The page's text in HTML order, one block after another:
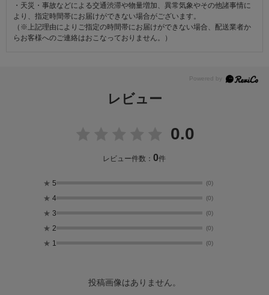
・天災・事故などによる交通渋滞や物量増加、異常気象やその他諸事情に
より、指定時間帯にお届けができない場合がございます。
（※上記理由によりご指定の時間帯にお届けができない場合、配送業者か
らお客様へのご連絡はおこなっておりません。）
レビュー
0.0
レビュー件数：0件
★ 5 (0)
★ 4 (0)
★ 3 (0)
★ 2 (0)
★ 1 (0)
投稿画像はありません。